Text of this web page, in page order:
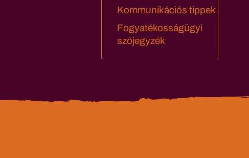
Kommunikációs tippek
Fogyatékosságügyi
szójegyzék